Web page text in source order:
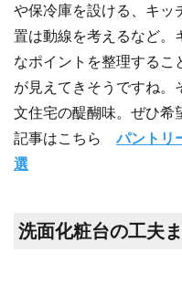
や保冷庫を設ける、キッ
置は動線を考えるなど。
なポイントを整理するこ
が見えてきそうですね。
文住宅の醍醐味。ぜひ希
記事はこちらパントリ
選
洗面化粧台の工夫